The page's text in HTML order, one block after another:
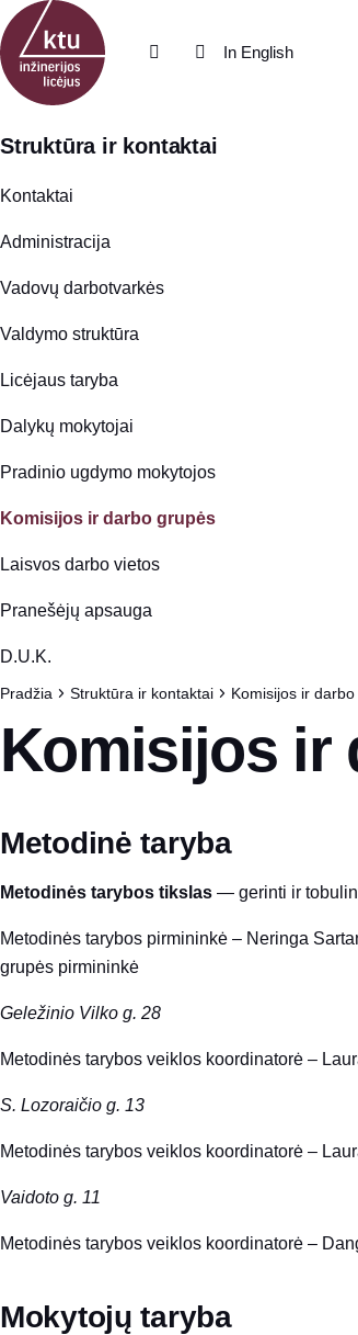
Eiti į turinį
In English
Struktūra ir kontaktai
Kontaktai
Administracija
Vadovų darbotvarkės
Valdymo struktūra
Licėjaus taryba
Dalykų mokytojai
Pradinio ugdymo mokytojos
Komisijos ir darbo grupės
Laisvos darbo vietos
Pranešėjų apsauga
D.U.K.
Pradžia Struktūra ir kontaktai Komisijos ir
Komisijos ir
Metodinė taryba
Metodinės tarybos tikslas — gerinti ir
Metodinės tarybos pirmininkė – Neringa
grupės pirmininkė
Geležinio Vilko g. 28
Metodinės tarybos veiklos koordinatorė –
S. Lozoraičio g. 13
Metodinės tarybos veiklos koordinatorė –
Vaidoto g. 11
Metodinės tarybos veiklos koordinatorė –
Mokytojųtaryba